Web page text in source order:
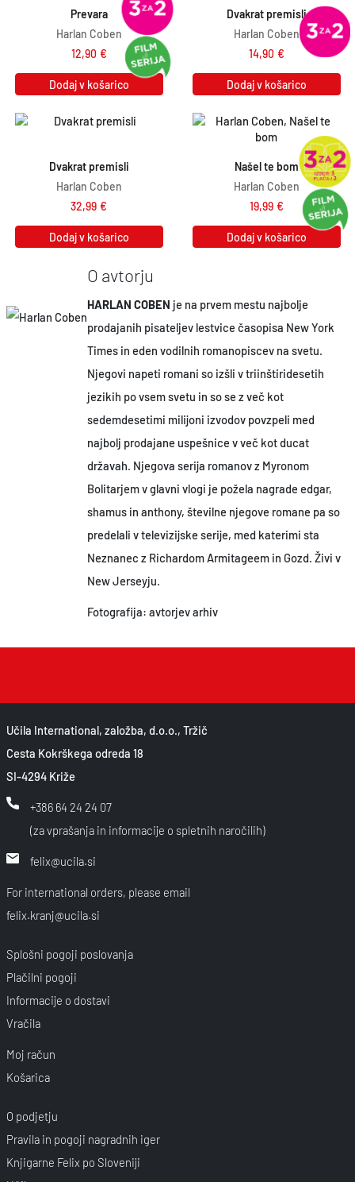
Prevara
Harlan Coben
12,90 €
Dodaj v košarico
Dvakrat premisli
Harlan Coben
14,90 €
Dodaj v košarico
Dvakrat premisli
Harlan Coben
32,99 €
Dodaj v košarico
Našel te bom
Harlan Coben
19,99 €
Dodaj v košarico
O avtorju
HARLAN COBEN je na prvem mestu najbolje
prodajanih pisateljev lestvice časopisa New York
Times in eden vodilnih romanopiscev na svetu.
Njegovi napeti romani so izšli v triinštiridesetih
jezikih po vsem svetu in so se z več kot
sedemdesetimi milijoni izvodov povzpeli med
najbolj prodajane uspešnice v več kot ducat
državah. Njegova serija romanov z Myronom
Bolitarjem v glavni vlogi je požela nagrade edgar,
shamus in anthony, številne njegove romane pa so
predelali v televizijske serije, med katerimi sta
Neznanec z Richardom Armitageem in Gozd. Živi v
New Jerseyju.
Fotografija: avtorjev arhiv
Učila International, založba, d.o.o., Tržič
Cesta Kokrškega odreda 18
SI-4294 Križe
+386 64 24 24 07
(za vprašanja in informacije o spletnih naročilih)
felix@ucila.si
For international orders, please email
felix.kranj@ucila.si
Splošni pogoji poslovanja
Plačilni pogoji
Informacije o dostavi
Vračila
Moj račun
Košarica
O podjetju
Pravila in pogoji nagradnih iger
Knjigarne Felix po Sloveniji